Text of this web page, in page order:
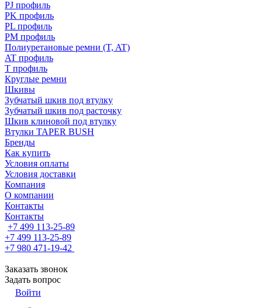
PJ профиль
PK профиль
PL профиль
PM профиль
Полиуретановые ремни (T, AT)
AT профиль
T профиль
Круглые ремни
Шкивы
Зубчатый шкив под втулку
Зубчатый шкив под расточку
Шкив клиновой под втулку
Втулки TAPER BUSH
Бренды
Как купить
Условия оплаты
Условия доставки
Компания
О компании
Контакты
Контакты
+7 499 113-25-89
+7 499 113-25-89
+7 980 471-19-42
Заказать звонок
Задать вопрос
Войти